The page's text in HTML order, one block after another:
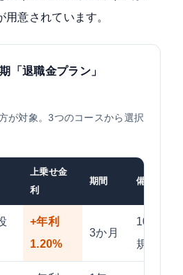
意されています。
「退職金プラン」
が対象。3つのコースから選択
上乗せ金
利
期間 備考
+年利
1.20%
3か月
100〜
規申込